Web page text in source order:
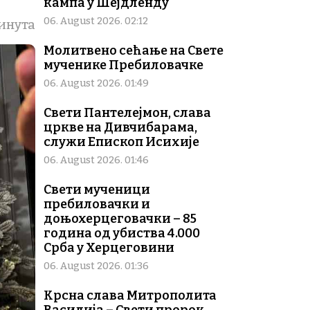
06. August 2026. 02:12
Молитвено сећање на Свете
мученике Пребиловачке
06. August 2026. 01:49
Свети Пантелејмон, слава
цркве на Дивчибарама,
служи Епископ Исихије
06. August 2026. 01:46
Свети мученици
пребиловачки и
доњохерцеговачки – 85
година од убиства 4.000
Срба у Херцеговини
06. August 2026. 01:36
Крсна слава Митрополита